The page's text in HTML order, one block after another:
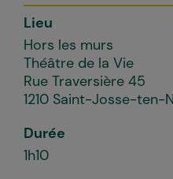
Lieu
Hors les murs
Théâtre de la Vie
Rue Traversière 45
1210 Saint-Josse-ten-
Durée
1h10